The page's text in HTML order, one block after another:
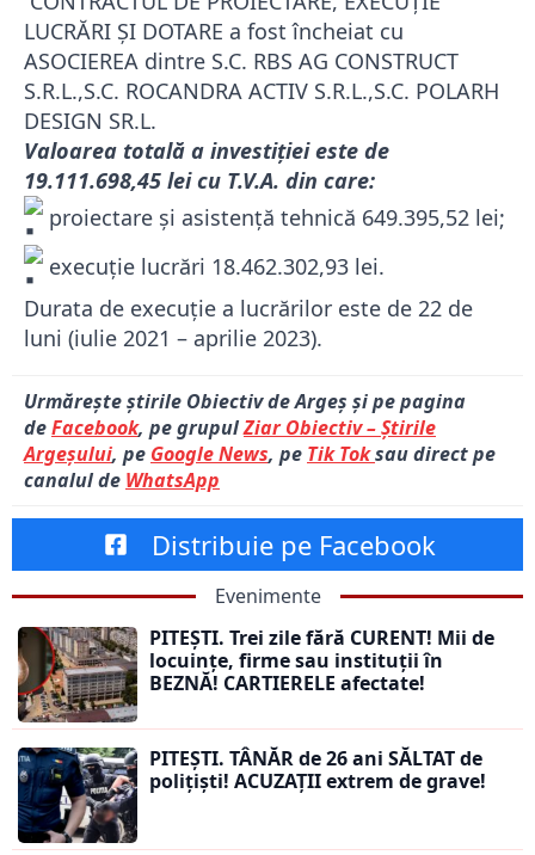
LUCRĂRI ȘI DOTARE a fost încheiat cu
ASOCIEREA dintre S.C. RBS AG CONSTRUCT
S.R.L.,S.C. ROCANDRA ACTIV S.R.L.,S.C. POLARH
DESIGN SR.L.
Valoarea totală a investiției este de
19.111.698,45 lei cu T.V.A. din care:
proiectare și asistență tehnică 649.395,52 lei;
execuție lucrări 18.462.302,93 lei.
Durata de execuție a lucrărilor este de 22 de
luni (iulie 2021 – aprilie 2023).
Urmărește știrile Obiectiv de Argeș și pe pagina
deFacebook, pe grupulZiar Obiectiv – Știrile
Argeșului, pe Google News, pe Tik Toksau direct pe
canalul de WhatsApp
Distribuie pe Facebook
Evenimente
PITEȘTI. Trei zile fără CURENT! Mii de
locuințe, firme sau instituții în
BEZNĂ! CARTIERELE afectate!
PITEȘTI. TÂNĂR de 26 ani SĂLTAT de
polițiști! ACUZAȚII extrem de grave!